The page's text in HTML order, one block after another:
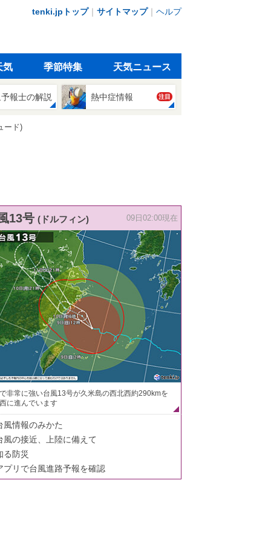
tenki.jpトップ｜ サイトマップ｜ ヘルプ
気 季節特集 天気ニュース
報士の解説 熱中症情報 注目
ード)
13号 (ドルフィン) 09日02:00現在
非常に強い台風13号が久米島の西北西約290kmを
に進んでいます
風情報のみかた
風の接近、上陸に備えて
る防災
プリで台風進路予報を確認